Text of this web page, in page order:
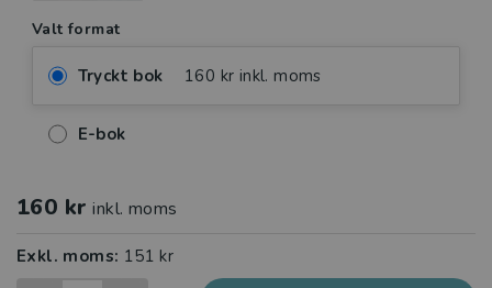
Valt format
Tryckt bok 160 kr inkl. moms
E-bok
160 kr inkl. moms
Exkl. moms: 151 kr